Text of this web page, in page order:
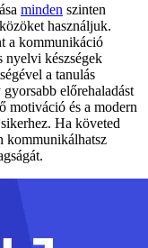
minden szinten
használjuk.
a kommunikáció
nyelvi készségek
a tanulás
előrehaladást
motiváció és a modern
Ha követed
kommunikálhatsz